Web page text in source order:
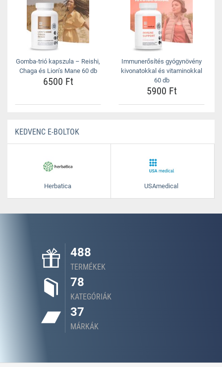
Gomba-trió kapszula – Reishi,
Chaga és Lion’s Mane 60 db
6500 Ft
Immunerősítés gyógynövény
kivonatokkal és vitaminokkal
60 db
5900 Ft
KEDVENC E-BOLTOK
Herbatica USAmedical
488
TERMÉKEK
78
KATEGÓRIÁK
37
MÁRKÁK